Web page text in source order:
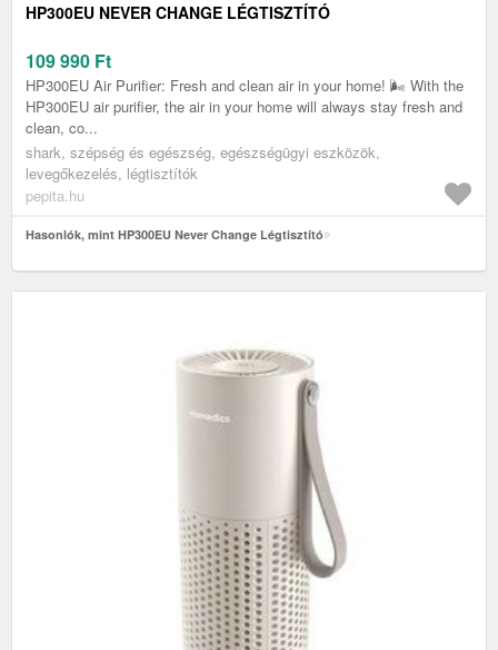
HP300EU NEVER CHANGE LÉGTISZTÍTÓ
109 990 Ft
HP300EU Air Purifier: Fresh and clean air in your home! 🌬️ With the
HP300EU air purifier, the air in your home will always stay fresh and
clean, co...
shark, szépség és egészség, egészségügyi eszközök,
levegőkezelés, légtisztítók
pepita.hu
Hasonlók, mint HP300EU Never Change Légtisztító